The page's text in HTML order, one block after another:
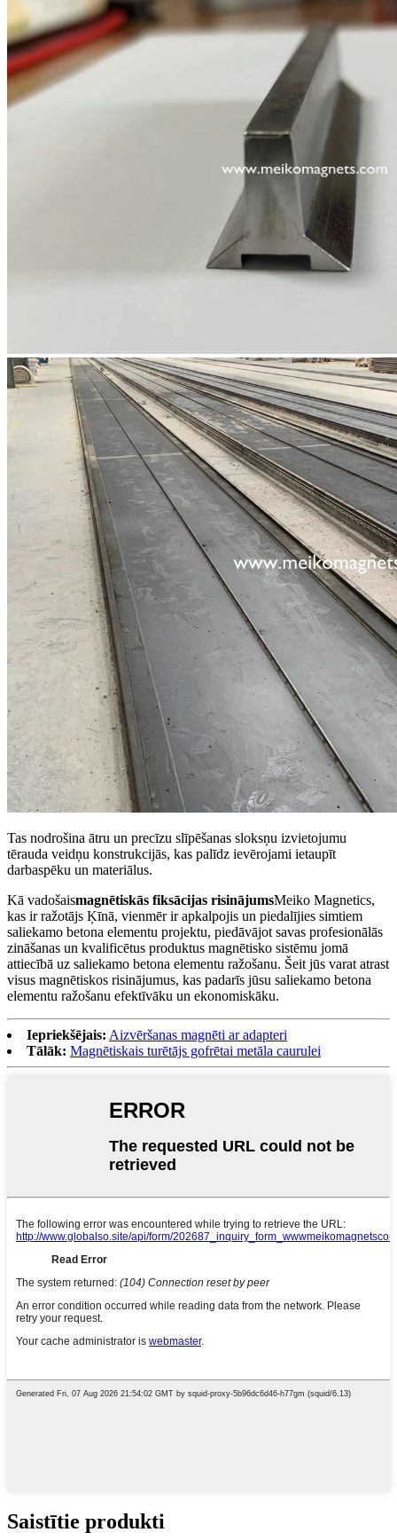
Tas nodrošina ātru un precīzu slīpēšanas sloksņu izvietojumu
tērauda veidņu konstrukcijās, kas palīdz ievērojami ietaupīt
darbaspēku un materiālus.
Kā vadošaismagnētiskās fiksācijas risinājumsMeiko Magnetics,
kas ir ražotājs Ķīnā, vienmēr ir apkalpojis un piedalījies simtiem
saliekamo betona elementu projektu, piedāvājot savas profesionālās
zināšanas un kvalificētus produktus magnētisko sistēmu jomā
attiecībā uz saliekamo betona elementu ražošanu. Šeit jūs varat atrast
visus magnētiskos risinājumus, kas padarīs jūsu saliekamo betona
elementu ražošanu efektīvāku un ekonomiskāku.
Iepriekšējais: Aizvēršanas magnēti ar adapteri
Tālāk: Magnētiskais turētājs gofrētai metāla caurulei
Saistītie produkti